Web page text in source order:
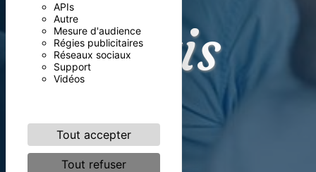
APIs
Autre
Mesure d'audience
Régies publicitaires
Réseaux sociaux
Support
Vidéos
Tout accepter
Tout refuser
Taxis